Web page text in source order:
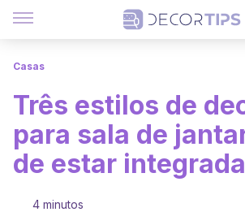
Casas
Três estilos de
para sala de
de estar
4 minutos